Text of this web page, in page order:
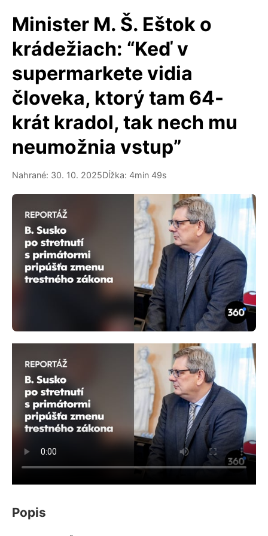
Minister M. Š. Eštok o
krádežiach: “Keď v
supermarkete vidia
človeka, ktorý tam 64-
krát kradol, tak nech mu
neumožnia vstup”
Nahrané: 30. 10. 2025Dĺžka: 4min 49s
Popis